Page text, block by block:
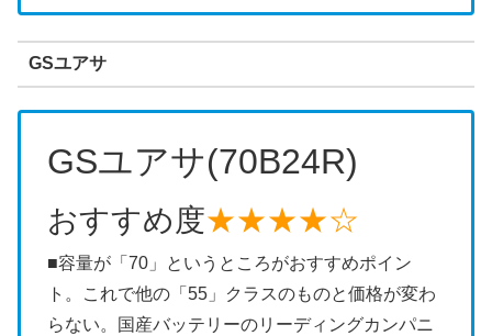
GSユアサ
GSユアサ(70B24R)
おすすめ度★★★★☆
■容量が「70」というところがおすすめポイン
ト。これで他の「55」クラスのものと価格が変わ
らない。国産バッテリーのリーディングカンパニ